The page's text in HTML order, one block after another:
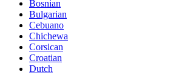
Bosnian
Bulgarian
Cebuano
Chichewa
Corsican
Croatian
Dutch